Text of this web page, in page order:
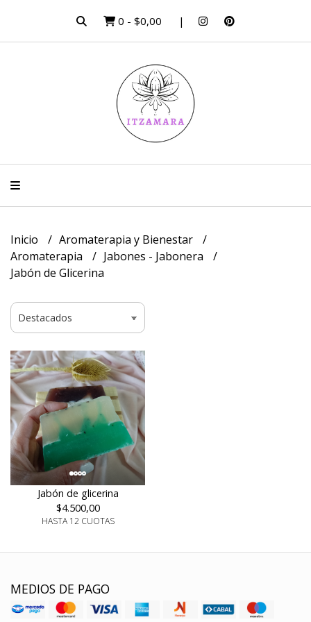
0 - $0,00
Inicio
Aromaterapia y Bienestar
Aromaterapia
Jabones - Jabonera
Jabón de Glicerina
Jabón de glicerina
$4.500,00
HASTA 12 CUOTAS
MEDIOS DE PAGO